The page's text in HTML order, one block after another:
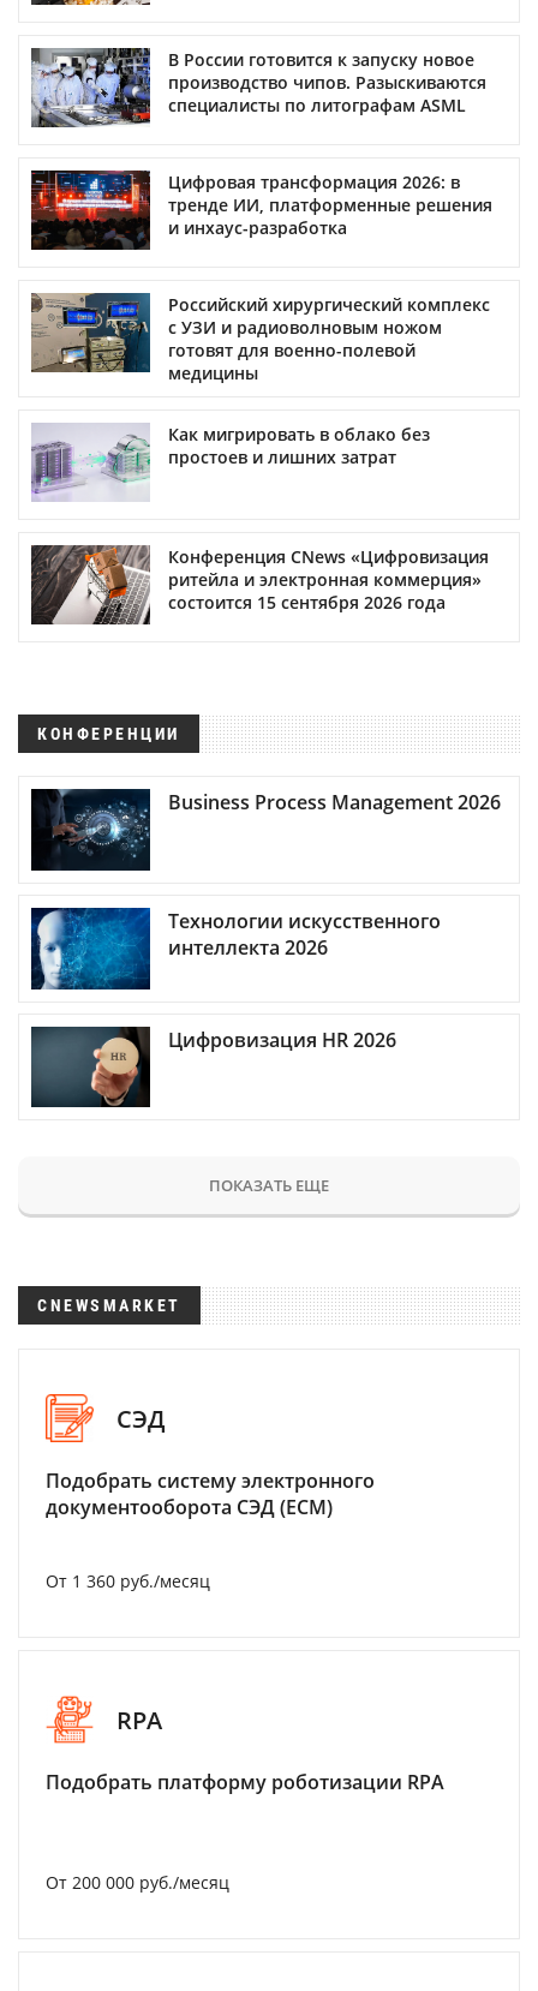
В России готовится к запуску новое
производство чипов. Разыскиваются
специалисты по литографам ASML
Цифровая трансформация 2026: в
тренде ИИ, платформенные решения
и инхаус-разработка
Российский хирургический комплекс
с УЗИ и радиоволновым ножом
готовят для военно-полевой
медицины
Как мигрировать в облако без
простоев и лишних затрат
Конференция CNews «Цифровизация
ритейла и электронная коммерция»
состоится 15 сентября 2026 года
КОНФЕРЕНЦИИ
Business Process Management 2026
Технологии искусственного
интеллекта 2026
Цифровизация HR 2026
ПОКАЗАТЬ ЕЩЕ
CNEWSMARKET
СЭД
Подобрать систему электронного
документооборота СЭД (ECM)
От 1 360 руб./месяц
RPA
Подобрать платформу роботизации RPA
От 200 000 руб./месяц